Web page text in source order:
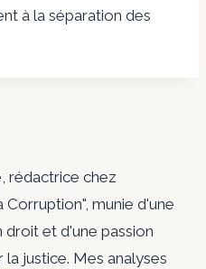
à la séparation des
rédactrice chez
Corruption", munie d'une
et d'une passion
justice. Mes analyses